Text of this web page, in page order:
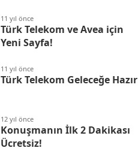
11 yıl önce
Türk Telekom ve Avea için
Yeni Sayfa!
11 yıl önce
Türk Telekom Geleceğe Hazır
12 yıl önce
Konuşmanın İlk 2 Dakikası
Ücretsiz!